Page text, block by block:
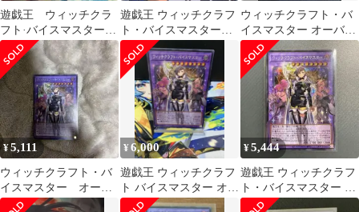
遊戯王 ウィッチクラ
フト·バイスマスター
オーバーフレーム シ
ク
遊戯王 ウィッチクラフ
ト・バイスマスター
オーバーフレーム
ウィッチクラフト・バ
イスマスター オーバー
フレーム シークレット
1枚
¥5,111
ウィッチクラフト・バ
イスマスター オーバ
ーフレームレア
¥6,000
遊戯王 ウィッチクラフ
ト バイスマスター オー
バーフレーム シークレ
¥5,444
遊戯王 ウィッチクラフ
ト・バイスマスター オ
ーバーフレーム 1枚